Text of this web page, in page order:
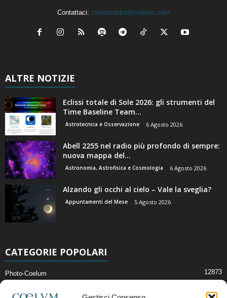
Contattaci: coelumastro@coelum.com
ALTRE NOTIZIE
Eclissi totale di Sole 2026: gli strumenti del
Time Baseline Team...
Astrotecnica e Osservazione 6 Agosto 2026
Abell 2255 nel radio più profondo di sempre:
nuova mappa del...
Astronomia, Astrofisica e Cosmologia 6 Agosto 2026
Alzando gli occhi al cielo – Vale la sveglia?
Appuntamenti del Mese 5 Agosto 2026
CATEGORIE POPOLARI
Photo-Coelum 12873